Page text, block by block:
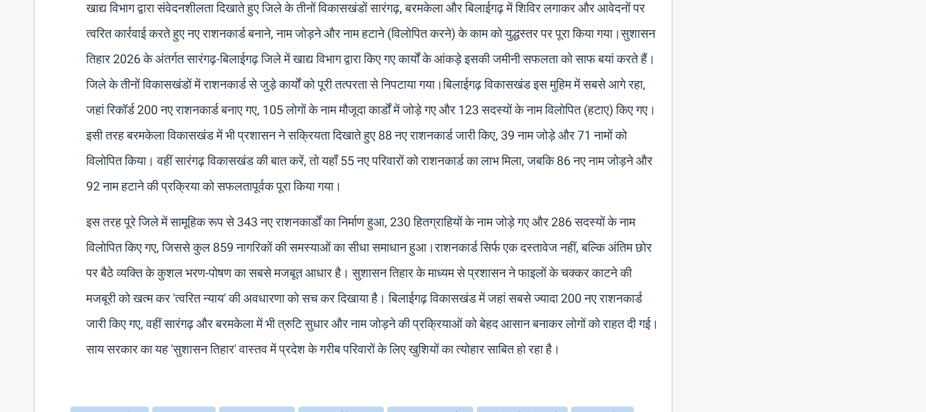
​खाद्य विभाग द्वारा संवेदनशीलता दिखाते हुए जिले के तीनों विकासखंडों सारंगढ़, बरमकेला और बिलाईगढ़ में शिविर लगाकर और आवेदनों पर
त्वरित कार्रवाई करते हुए नए राशनकार्ड बनाने, नाम जोड़ने और नाम हटाने (विलोपित करने) के काम को युद्धस्तर पर पूरा किया गया।सुशासन
तिहार 2026 के अंतर्गत सारंगढ़-बिलाईगढ़ जिले में खाद्य विभाग द्वारा किए गए कार्यों के आंकड़े इसकी जमीनी सफलता को साफ बयां करते हैं।
जिले के तीनों विकासखंडों में राशनकार्ड से जुड़े कार्यों को पूरी तत्परता से निपटाया गया।बिलाईगढ़ विकासखंड इस मुहिम में सबसे आगे रहा,
जहां रिकॉर्ड 200 नए राशनकार्ड बनाए गए, 105 लोगों के नाम मौजूदा कार्डों में जोड़े गए और 123 सदस्यों के नाम विलोपित (हटाए) किए गए।
इसी तरह बरमकेला विकासखंड में भी प्रशासन ने सक्रियता दिखाते हुए 88 नए राशनकार्ड जारी किए, 39 नाम जोड़े और 71 नामों को
विलोपित किया। वहीं सारंगढ़ विकासखंड की बात करें, तो यहाँ 55 नए परिवारों को राशनकार्ड का लाभ मिला, जबकि 86 नए नाम जोड़ने और
92 नाम हटाने की प्रक्रिया को सफलतापूर्वक पूरा किया गया।
​इस तरह पूरे जिले में सामूहिक रूप से 343 नए राशनकार्डों का निर्माण हुआ, 230 हितग्राहियों के नाम जोड़े गए और 286 सदस्यों के नाम
विलोपित किए गए, जिससे कुल 859 नागरिकों की समस्याओं का सीधा समाधान हुआ।​राशनकार्ड सिर्फ एक दस्तावेज नहीं, बल्कि अंतिम छोर
पर बैठे व्यक्ति के कुशल भरण-पोषण का सबसे मजबूत आधार है। सुशासन तिहार के माध्यम से प्रशासन ने फाइलों के चक्कर काटने की
मजबूरी को खत्म कर 'त्वरित न्याय' की अवधारणा को सच कर दिखाया है। ​बिलाईगढ़ विकासखंड में जहां सबसे ज्यादा 200 नए राशनकार्ड
जारी किए गए, वहीं सारंगढ़ और बरमकेला में भी त्रुटि सुधार और नाम जोड़ने की प्रक्रियाओं को बेहद आसान बनाकर लोगों को राहत दी गई।
साय सरकार का यह 'सुशासन तिहार' वास्तव में प्रदेश के गरीब परिवारों के लिए खुशियों का त्योहार साबित हो रहा है।